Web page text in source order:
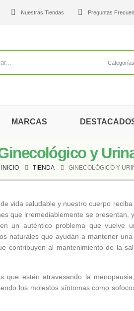
Nuestras Tiendas Preguntas
Categorías
MARCAS
y
INICIO TIENDA GINECOLÓGICO Y
vida saludable y nuestro cuerpo
que irremediablemente se
un auténtico problema que
naturales que ayudan a mantener
contribuyen al mantenimiento de la
que estén atravesando la
los molestos síntomas como